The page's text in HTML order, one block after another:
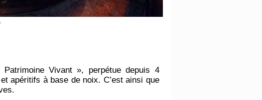
Vivant », perpétue depuis 4
apéritifs à base de noix. C’est ainsi que